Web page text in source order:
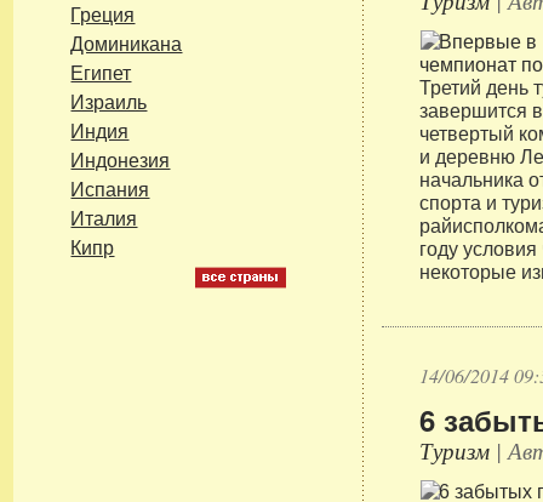
Греция
Доминикана
Египет
Израиль
Индия
Индонезия
Испания
Италия
Кипр
Третий день
завершится
четвертый
и деревню
начальника
спорта и
году
некоторые
14/06/2014
6
Туризм |